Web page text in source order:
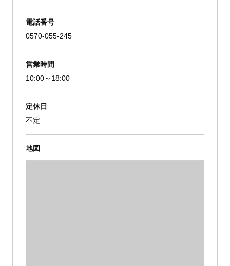
電話番号
0570-055-245
営業時間
10:00～18:00
定休日
不定
地図